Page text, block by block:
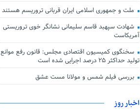
ملت و جمهوری اسلامی ایران قربانی تروریسم هستند
شهادت سپهبد قاسم سلیمانی نشانگر خوی تروریستی
آمریکاست
سخنگوی کمیسیون اقتصادی مجلس: قانون رفع موانع
تولید حداکثر ۲۵ درصد اجرایی شده است
بررسی فیلم شمس و مولانا مست عشق
اخبار روز